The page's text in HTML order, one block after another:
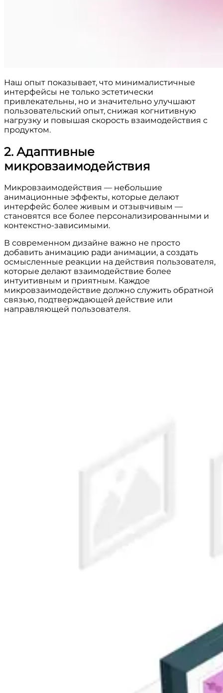
Наш опыт показывает, что минималистичные
интерфейсы не только эстетически
привлекательны, но и значительно улучшают
пользовательский опыт, снижая когнитивную
нагрузку и повышая скорость взаимодействия с
продуктом.
2. Адаптивные
микровзаимодействия
Микровзаимодействия — небольшие
анимационные эффекты, которые делают
интерфейс более живым и отзывчивым —
становятся все более персонализированными и
контекстно-зависимыми.
В современном дизайне важно не просто
добавить анимацию ради анимации, а создать
осмысленные реакции на действия пользователя,
которые делают взаимодействие более
интуитивным и приятным. Каждое
микровзаимодействие должно служить обратной
связью, подтверждающей действие или
направляющей пользователя.